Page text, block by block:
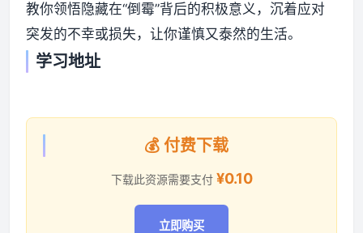
主题插件
技术分享
资源资讯
教你领悟隐藏在“倒霉”背后的积极意义，沉着应对
突发的不幸或损失，让你谨慎又泰然的生活。
学习地址
💰 付费下载
下载此资源需要支付 ¥0.10
立即购买